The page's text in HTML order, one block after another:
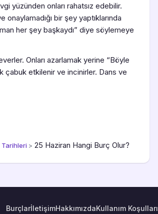
yüzünden onları rahatsız edebilir.
bir şey yaptıklarında
her şey başkaydı” diye söylemeye
Onları azarlamak yerine “Böyle
çabuk etkilenir ve incinirler. Dans ve
Tarihleri > 25 Haziran Hangi Burç Olur?
BurçlarİletişimHakkımızdaKullanım Koşulları